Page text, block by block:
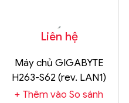
Liên hệ
Máy chủ GIGABYTE
H263-S62 (rev. LAN1)
Chính Hãng
Thêm vào So sánh